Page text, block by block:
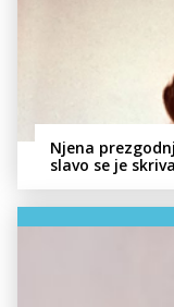
Njena
slavo se je